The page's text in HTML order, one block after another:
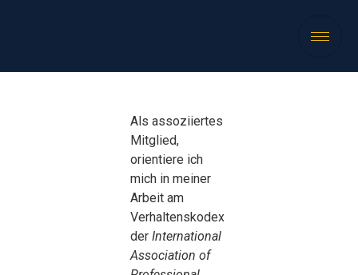
Als assoziiertes
Mitglied,
orientiere ich
mich in meiner
Arbeit am
Verhaltenskodex
der International
Association of